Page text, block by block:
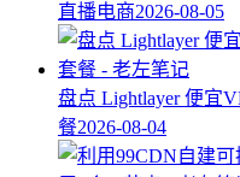
直播电商2026-08-05
盘点 Lightlayer 便宜
餐2026-08-04